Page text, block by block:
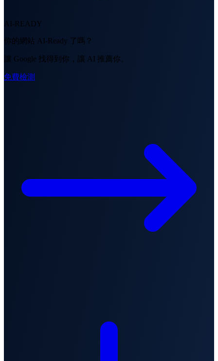
AI-READY
你的網站 AI-Ready 了嗎？
讓 Google 找得到你，讓 AI 推薦你。
免費檢測